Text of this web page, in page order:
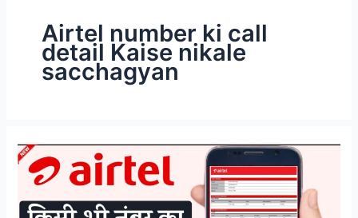
Airtel number ki call
detail Kaise nikale
sacchagyan